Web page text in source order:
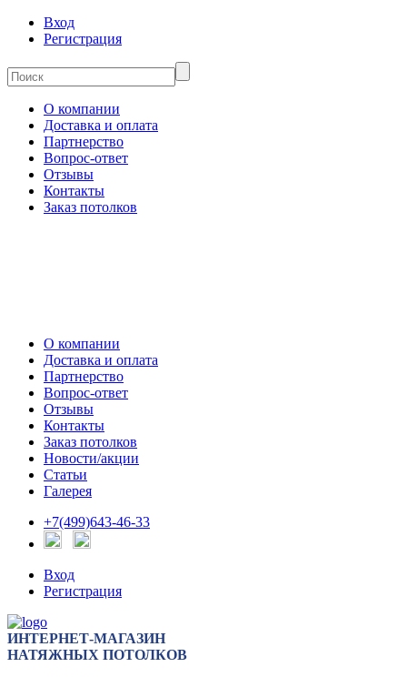
Вход
Регистрация
О компании
Доставка и оплата
Партнерство
Вопрос-ответ
Отзывы
Контакты
Заказ потолков
О компании
Доставка и оплата
Партнерство
Вопрос-ответ
Отзывы
Контакты
Заказ потолков
Новости/акции
Статьи
Галерея
+7(499)643-46-33
Вход
Регистрация
ИНТЕРНЕТ-МАГАЗИН
НАТЯЖНЫХ ПОТОЛКОВ